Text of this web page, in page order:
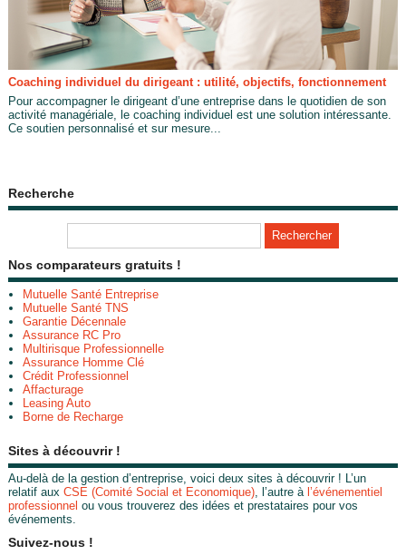
Coaching individuel du dirigeant : utilité, objectifs, fonctionnement
Pour accompagner le dirigeant d’une entreprise dans le quotidien de son
activité managériale, le coaching individuel est une solution intéressante.
Ce soutien personnalisé et sur mesure...
Recherche
Nos comparateurs gratuits !
Mutuelle Santé Entreprise
Mutuelle Santé TNS
Garantie Décennale
Assurance RC Pro
Multirisque Professionnelle
Assurance Homme Clé
Crédit Professionnel
Affacturage
Leasing Auto
Borne de Recharge
Sites à découvrir !
Au-delà de la gestion d’entreprise, voici deux sites à découvrir ! L’un
relatif aux CSE (Comité Social et Economique), l’autre à l’événementiel
professionnel ou vous trouverez des idées et prestataires pour vos
événements.
Suivez-nous !